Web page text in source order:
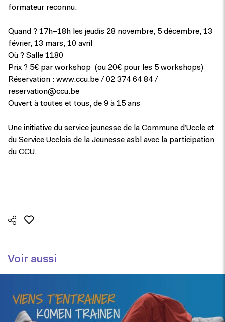
formateur reconnu.
Quand ? 17h–18h les jeudis 28 novembre, 5 décembre, 13
février, 13 mars, 10 avril
Où ? Salle 1180
Prix ? 5€ par workshop (ou 20€ pour les 5 workshops)
Réservation : www.ccu.be / 02 374 64 84 /
reservation@ccu.be
Ouvert à toutes et tous, de 9 à 15 ans
Une initiative du service jeunesse de la Commune d’Uccle et
du Service Ucclois de la Jeunesse asbl avec la participation
du CCU.
Voir aussi